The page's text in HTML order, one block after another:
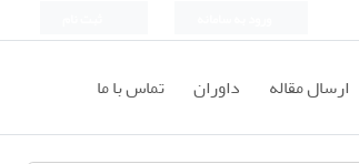
ارسال مقاله داوران تماس با ما